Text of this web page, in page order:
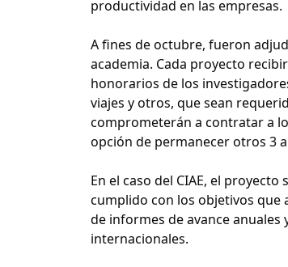
productividad en las empresas.
A fines de octubre, fueron
academia. Cada proyecto
honorarios de los
viajes y otros, que sean
comprometerán a contratar a
opción de permanecer otros 3
En el caso del CIAE, el
cumplido con los objetivos que
de informes de avance anuales
internacionales.